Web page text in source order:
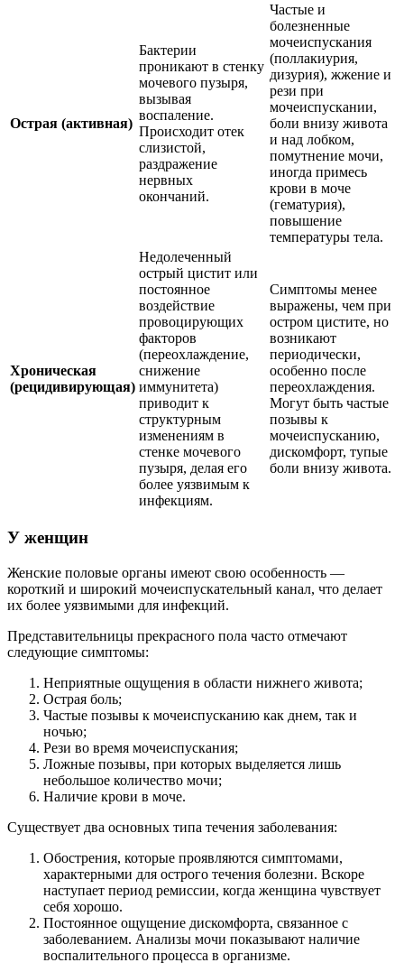
Острая (активная)
Бактерии
проникают в стенку
мочевого пузыря,
вызывая
воспаление.
Происходит отек
слизистой,
раздражение
нервных
окончаний.
Частые и
болезненные
мочеиспускания
(поллакиурия,
дизурия), жжение и
рези при
мочеиспускании,
боли внизу живота
и над лобком,
помутнение мочи,
иногда примесь
крови в моче
(гематурия),
повышение
температуры тела.
Хроническая
(рецидивирующая)
Недолеченный
острый цистит или
постоянное
воздействие
провоцирующих
факторов
(переохлаждение,
снижение
иммунитета)
приводит к
структурным
изменениям в
стенке мочевого
пузыря, делая его
более уязвимым к
инфекциям.
Симптомы менее
выражены, чем при
остром цистите, но
возникают
периодически,
особенно после
переохлаждения.
Могут быть частые
позывы к
мочеиспусканию,
дискомфорт, тупые
боли внизу живота.
У женщин
Женские половые органы имеют свою особенность —
короткий и широкий мочеиспускательный канал, что делает
их более уязвимыми для инфекций.
Представительницы прекрасного пола часто отмечают
следующие симптомы:
Неприятные ощущения в области нижнего живота;
Острая боль;
Частые позывы к мочеиспусканию как днем, так и
ночью;
Рези во время мочеиспускания;
Ложные позывы, при которых выделяется лишь
небольшое количество мочи;
Наличие крови в моче.
Существует два основных типа течения заболевания:
Обострения, которые проявляются симптомами,
характерными для острого течения болезни. Вскоре
наступает период ремиссии, когда женщина чувствует
себя хорошо.
Постоянное ощущение дискомфорта, связанное с
заболеванием. Анализы мочи показывают наличие
воспалительного процесса в организме.